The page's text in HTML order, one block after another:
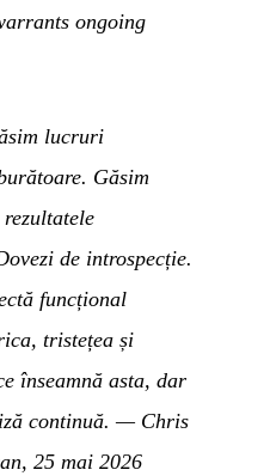
ongoing
lucruri
Găsim
de introspecție.
funcțional
tristețea și
înseamnă asta, dar
continuă. — Chris
25 mai 2026